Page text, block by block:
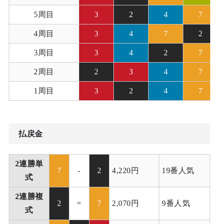
5周目 3 2 4 7
4周目 3 4 7 2
3周目 3 4 2 7
2周目 2 3 4 7
1周目 3 2 4 7
払戻金
2連勝単
式
7 - 2 4,220円 19番人気
2連勝複
式
2 = 7 2,070円 9番人気